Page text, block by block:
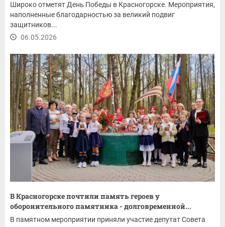
Широко отметят День Победы в Красногорске. Мероприятия,
наполненные благодарностью за великий подвиг
защитников...
06.05.2026
В Красногорске почтили память героев у
оборонительного памятника - долговременной...
В памятном мероприятии приняли участие депутат Совета